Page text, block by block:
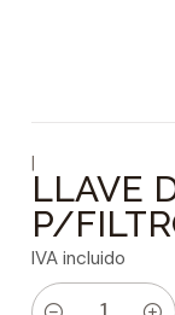
|
LLAVE
P/
IVA incluido